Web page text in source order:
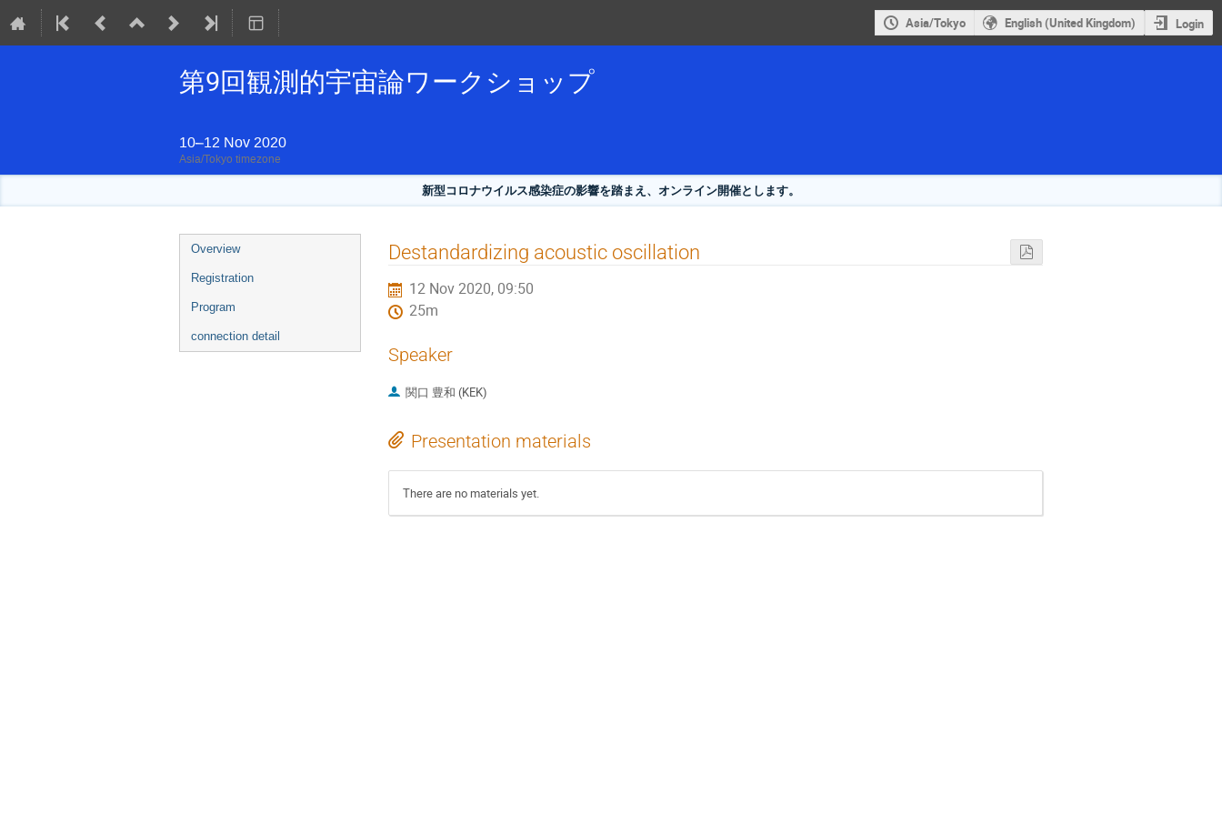
Asia/Tokyo English (United Kingdom) Login
第9回観測的宇宙論ワークショップ
10–12 Nov 2020
Asia/Tokyo timezone
新型コロナウイルス感染症の影響を踏まえ、オンライン開催とします。
Event
menu
Overview
Registration
Program
connection detail
Destandardizing acoustic oscillation
12 Nov 2020, 09:50
25m
Speaker
関口 豊和 (KEK)
Presentation materials
There are no materials yet.